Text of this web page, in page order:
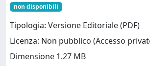
non disponibili
Tipologia: Versione Editoriale (PDF)
Licenza: Non pubblico (Accesso
Dimensione 1.27 MB